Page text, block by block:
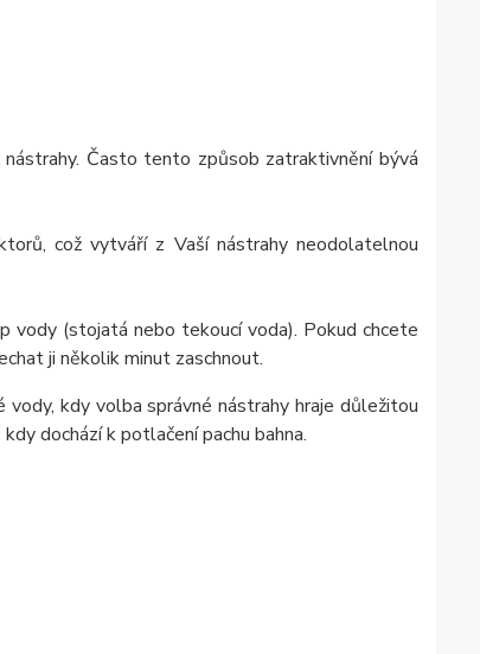
Často tento způsob zatraktivnění bývá
což vytváří z Vaší nástrahy neodolatelnou
(stojatá nebo tekoucí voda). Pokud chcete
ji několik minut zaschnout.
kdy volba správné nástrahy hraje důležitou
dochází k potlačení pachu bahna.